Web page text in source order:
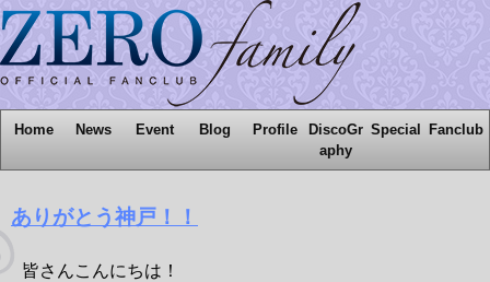
Home News Event Blog Profile
DiscoGr
aphy
Special Fanclub
ありがとう神戸！！
皆さんこんにちは！